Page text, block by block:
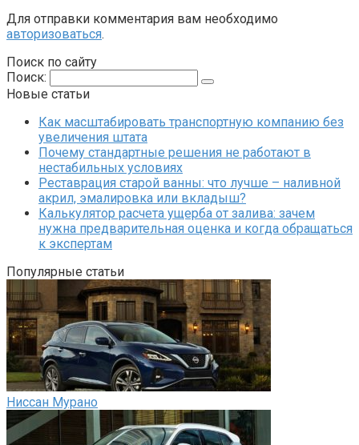
Для отправки комментария вам необходимо
авторизоваться.
Поиск по сайту
Поиск:
Новые статьи
Как масштабировать транспортную компанию без
увеличения штата
Почему стандартные решения не работают в
нестабильных условиях
Реставрация старой ванны: что лучше – наливной
акрил, эмалировка или вкладыш?
Калькулятор расчета ущерба от залива: зачем
нужна предварительная оценка и когда обращаться
к экспертам
Популярные статьи
Ниссан Мурано